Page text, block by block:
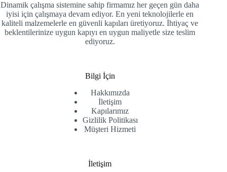
Dinamik çalışma sistemine sahip firmamız her geçen gün daha
iyisi için çalışmaya devam ediyor. En yeni teknolojilerle en
kaliteli malzemelerle en güvenli kapıları üretiyoruz. İhtiyaç ve
beklentilerinize uygun kapıyı en uygun maliyetle size teslim
ediyoruz.
Bilgi İçin
Hakkımızda
İletişim
Kapılarımız
Gizlilik Politikası
Müşteri Hizmeti
İletişim